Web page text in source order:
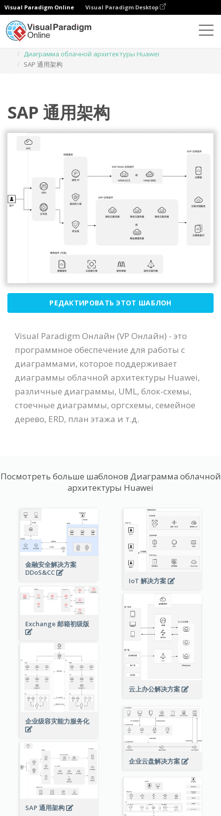
Visual Paradigm Online Visual Paradigm Desktop
Диаграмма облачной архитектуры Huawei
SAP 通用架构
SAP 通用架构
РЕДАКТИРОВАТЬ ЭТОТ ШАБЛОН
Visual Paradigm Онлайн (VP Онлайн) - это
программное обеспечение для работы с
диаграммами, которое поддерживает
диаграммы облачной архитектуры Huawei,
различные диаграммы, UML, блок-схемы,
стоечные диаграммы, оргсхемы, семейное
дерево, ERD, план этажа и т.д.
Посмотреть больше шаблонов Диаграмма облачной
архитектуры Huawei
金融安全解决方案
DDoS&CC
IoT 解决方案
Exchange 邮箱初级版
云上办公解决方案
企业级容灾能力服务化
企业云盘解决方案
SAP 通用架构